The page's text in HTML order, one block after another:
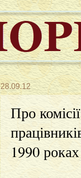
28.09.12
Про
1990 роках